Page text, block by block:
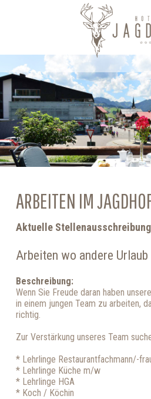
ARBEITEN IM
Aktuelle
Arbeiten wo andere Urlaub
Beschreibung:
Wenn Sie Freude daran haben
in einem jungen Team zu arbeiten,
richtig.
Zur Verstärkung unseres Team
* Lehrlinge Restaurantfachmann/-
* Lehrlinge Küche m/w
* Lehrlinge HGA
* Koch / Köchin